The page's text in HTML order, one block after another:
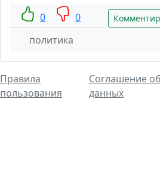
0 0
политика
Правила
пользования
Соглашение
данных